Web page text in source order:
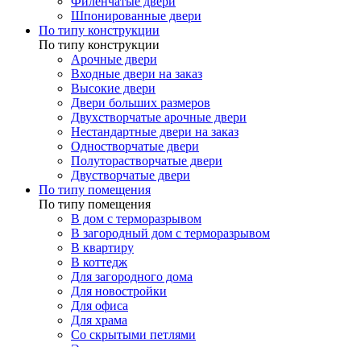
Шпонированные двери
По типу конструкции
По типу конструкции
Арочные двери
Входные двери на заказ
Высокие двери
Двери больших размеров
Двухстворчатые арочные двери
Нестандартные двери на заказ
Одностворчатые двери
Полуторастворчатые двери
Двустворчатые двери
По типу помещения
По типу помещения
В дом с терморазрывом
В загородный дом с терморазрывом
В квартиру
В коттедж
Для загородного дома
Для новостройки
Для офиса
Для храма
Со скрытыми петлями